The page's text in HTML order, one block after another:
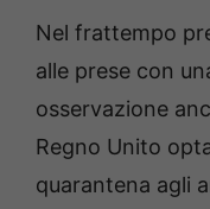
Nel frattempo
alle prese con
osservazione
Regno Unito
quarantena agli